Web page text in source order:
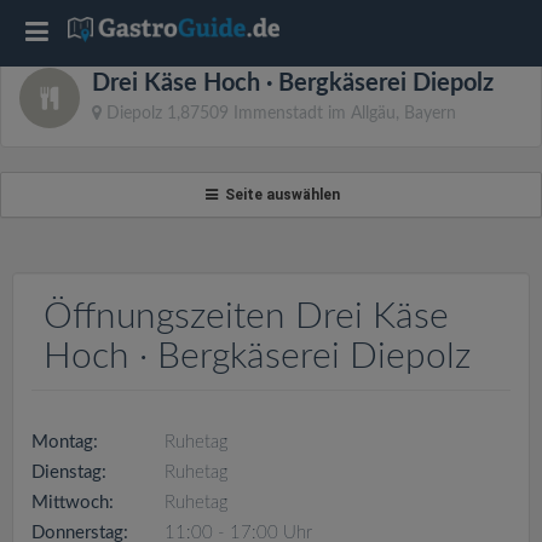
Drei Käse Hoch · Bergkäserei Diepolz
Diepolz 1,87509 Immenstadt im Allgäu, Bayern
Seite auswählen
Öffnungszeiten Drei Käse
Hoch · Bergkäserei Diepolz
Montag:
Ruhetag
Dienstag:
Ruhetag
Mittwoch:
Ruhetag
Donnerstag:
11:00 - 17:00 Uhr
T
o
e
a